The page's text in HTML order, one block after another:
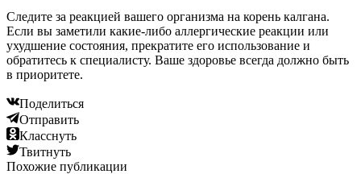
Следите за реакцией вашего организма на корень калгана.
Если вы заметили какие-либо аллергические реакции или
ухудшение состояния, прекратите его использование и
обратитесь к специалисту. Ваше здоровье всегда должно быть
в приоритете.
Поделиться
Отправить
Класснуть
Твитнуть
Похожие публикации